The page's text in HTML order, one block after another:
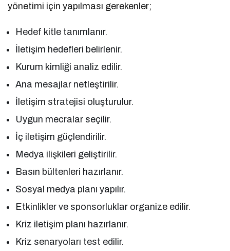
yönetimi için yapılması gerekenler;
Hedef kitle tanımlanır.
İletişim hedefleri belirlenir.
Kurum kimliği analiz edilir.
Ana mesajlar netleştirilir.
İletişim stratejisi oluşturulur.
Uygun mecralar seçilir.
İç iletişim güçlendirilir.
Medya ilişkileri geliştirilir.
Basın bültenleri hazırlanır.
Sosyal medya planı yapılır.
Etkinlikler ve sponsorluklar organize edilir.
Kriz iletişim planı hazırlanır.
Kriz senaryoları test edilir.